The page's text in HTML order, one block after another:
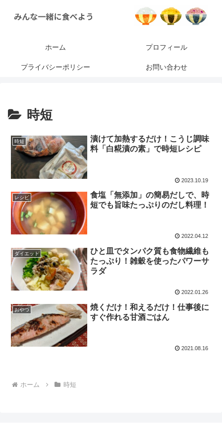
ホーム プロフィール
プライバシーポリシー お問い合わせ
時短
時短
漬けて加熱するだけ！こうじ調味
料「白糀漬の素」で時短レシピ
2023.10.19
レシピ
食塩「無添加」の簡易だしで、時
短でも旨味たっぷりのだし料理！
2022.04.12
ダイエット
ひと皿でタンパク質も食物繊維も
たっぷり！雑穀を使ったパワーサ
ラダ
2022.01.26
おやつ
焼くだけ！和えるだけ！仕事後に
すぐ作れる甘酒ごはん
2021.08.16
ホーム 時短